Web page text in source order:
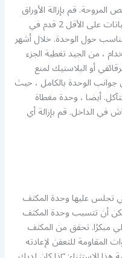
قم بإزالة الأوراق
والحطام خارج المكثف وقص الفروع والنباتات على الأقل 2 قدم في
حول الوحدة. خلال أشهر
، من الجيد تغطية الجزء
أو البلاستيك لمنع
الوحدة بالكامل ، حيث
أيضا ، وحدة مغطاة
في الداخل. قم بإزالة أي
تجلس عليها وحدة المكثف
يمكن أن تتسبب وحدة المكثف
مبكرًا. تحقق من المكثف
للتعفن لإعادته